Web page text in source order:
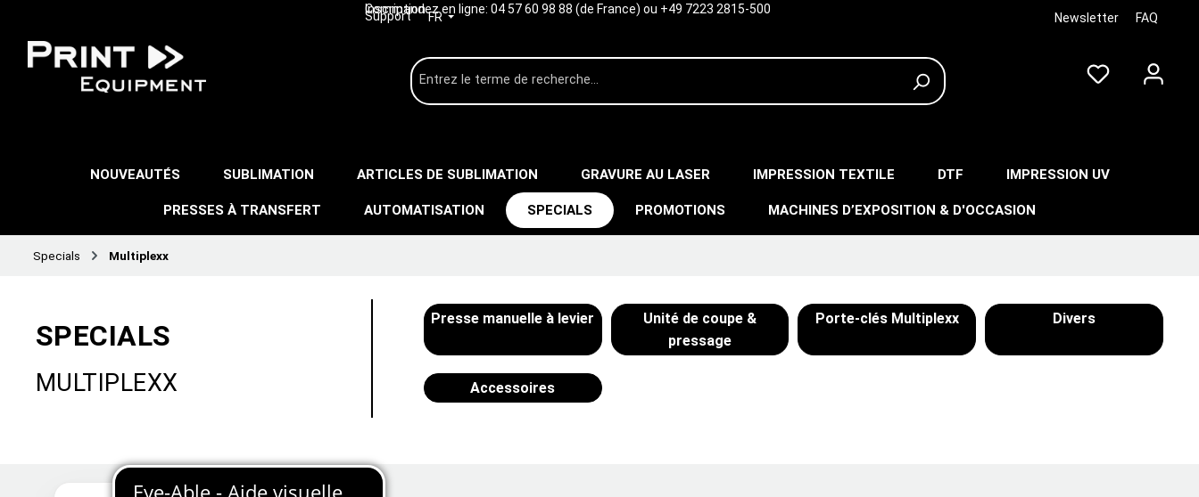
Inscription
Commandez en ligne: 04 57 60 98 88 (de France) ou +49 7223 2815-500
Support FR Newsletter FAQ
NOUVEAUTÉS SUBLIMATION ARTICLES DE SUBLIMATION GRAVURE AU LASER IMPRESSION TEXTILE DTF IMPRESSION UV
PRESSES À TRANSFERT AUTOMATISATION SPECIALS PROMOTIONS MACHINES D’EXPOSITION & D'OCCASION
Specials Multiplexx
SPECIALS
MULTIPLEXX
Presse manuelle à levier
Unité de coupe &
pressage
Porte-clés Multiplexx Divers
Accessoires